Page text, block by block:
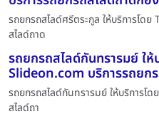
รถยกรถสไลด์ศรีตระกูล ให้บริการโด
สไลด์ถาด
รถยกรถสไลด์กันทรารมย์ ให้
Slideon.com บริการรถยก
รถยกรถสไลด์กันทรารมย์ ให้บริการโ
สไลด์ถา